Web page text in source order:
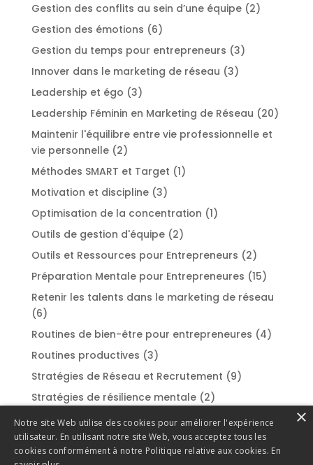
Gestion des conflits au sein d’une équipe(2)
Gestion des émotions (6)
Gestion du temps pour entrepreneurs (3)
Innover dans le marketing de réseau (3)
Leadership et égo (3)
Leadership Féminin en Marketing de Réseau (20)
Maintenir l'équilibre entre vie professionnelle et
vie personnelle(2)
Méthodes SMART et Target (1)
Motivation et discipline(3)
Optimisation de la concentration (1)
Outils de gestion d'équipe(2)
Outils et Ressources pour Entrepreneurs (2)
Préparation Mentale pour Entrepreneures (15)
Retenir les talents dans le marketing de réseau
(6)
Routines de bien-être pour entrepreneures (4)
Routines productives (3)
Stratégies de Réseau et Recrutement (9)
Stratégies de résilience mentale(2)
Styles de leadership (2)
Success Stories et Témoignages(1)
Surmonter la procrastination
×
Notre site Web utilise des cookies pour améliorer l'expérience
utilisateur. En utilisant notre site Web, vous acceptez tous les
cookies conformément à notre Politique relative aux cookies. En